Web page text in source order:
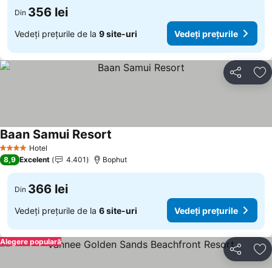
Din 356 lei
Vedeți prețurile de la 9 site-uri Vedeți prețurile
Distribuiți
4 Stele Hotel
Baan Samui Resort
8,9 Excelent 4.401 Bophut
Din 366 lei
Vedeți prețurile de la 6 site-uri Vedeți prețurile
Distribuiți
Alegere populară